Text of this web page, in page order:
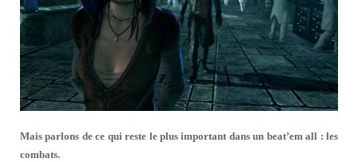
Mais parlons de ce qui reste le plus important dans un beat’em all : les
combats.